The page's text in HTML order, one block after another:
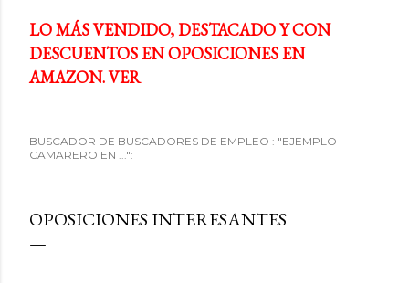
LO MÁS VENDIDO, DESTACADO Y CON
DESCUENTOS EN OPOSICIONES EN
AMAZON. VER
BUSCADOR DE BUSCADORES DE EMPLEO : "EJEMPLO
CAMARERO EN ...":
OPOSICIONES INTERESANTES